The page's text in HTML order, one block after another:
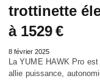
trottinette
à 1529 €
8 février 2025
La YUME HAWK Pro
allie puissance,